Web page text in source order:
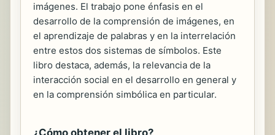
imágenes. El trabajo pone énfasis en el
desarrollo de la comprensión de imágenes, en
el aprendizaje de palabras y en la interrelación
entre estos dos sistemas de símbolos. Este
libro destaca, además, la relevancia de la
interacción social en el desarrollo en general y
en la comprensión simbólica en particular.